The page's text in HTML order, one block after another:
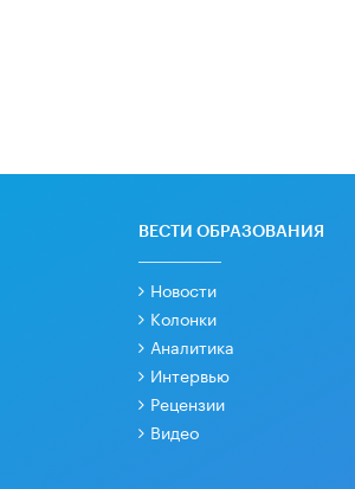
ВЕСТИ ОБРАЗОВАНИЯ
Новости
Колонки
Аналитика
Интервью
Рецензии
Видео